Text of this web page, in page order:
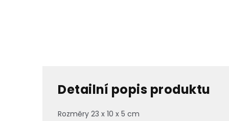
Detailní popis produktu
Rozměry 23 x 10 x 5 cm